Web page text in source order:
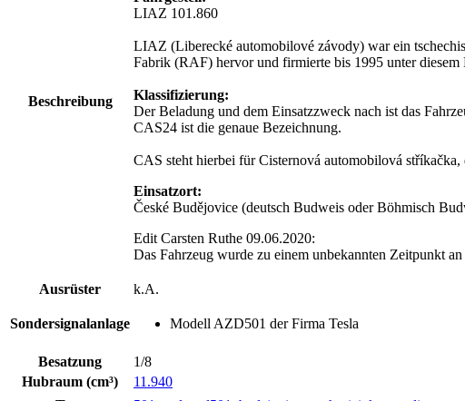
Beschreibung
LIAZ 101.860
LIAZ (Liberecké automobilové závody) war ein
Fabrik (RAF) hervor und firmierte bis 1995 unter diesem
Klassifizierung:
Der Beladung und dem Einsatzzweck nach ist das
CAS24 ist die genaue Bezeichnung.
CAS steht hierbei für Cisternová automobilová
Einsatzort:
České Budějovice (deutsch Budweis oder Böhmisch
Edit Carsten Ruthe 09.06.2020:
Das Fahrzeug wurde zu einem unbekannten Zeitpunkt
Ausrüster k.A.
Sondersignalanlage Modell AZD501 der Firma Tesla
Besatzung 1/8
Hubraum (cm³)
11.940